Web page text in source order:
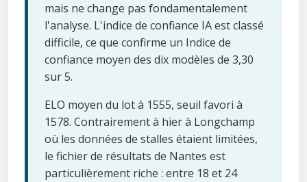
mais ne change pas fondamentalement
l'analyse. L'indice de confiance IA est classé
difficile, ce que confirme un Indice de
confiance moyen des dix modèles de 3,30
sur 5.
ELO moyen du lot à 1555, seuil favori à
1578. Contrairement à hier à Longchamp
où les données de stalles étaient limitées,
le fichier de résultats de Nantes est
particulièrement riche : entre 18 et 24